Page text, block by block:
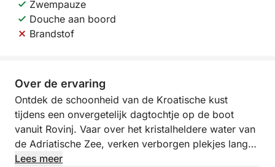
Zwempauze
Douche aan boord
Brandstof
Over de ervaring
Ontdek de schoonheid van de Kroatische kust
tijdens een onvergetelijk dagtochtje op de boot
vanuit Rovinj. Vaar over het kristalheldere water van
de Adriatische Zee, verken verborgen plekjes langs
de kustlijn en ervaar de vrijheid van een hele dag op
Lees meer